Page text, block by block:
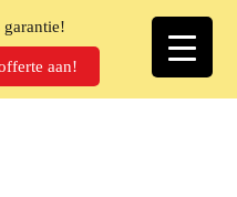
garantie!
aan!